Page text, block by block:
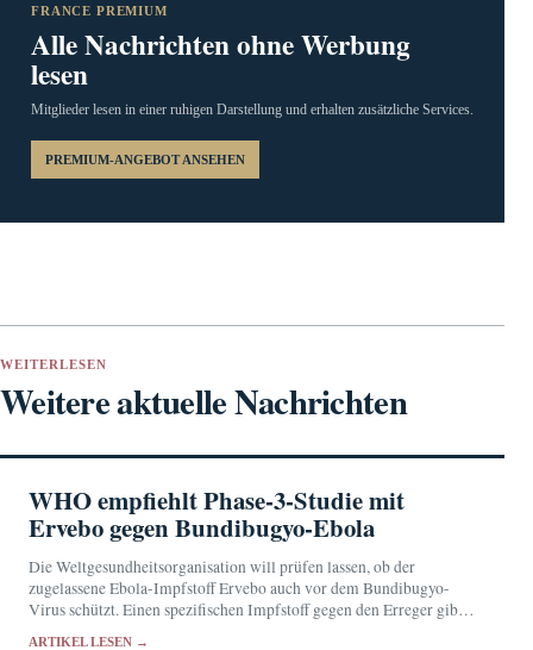
FRANCE PREMIUM
Alle Nachrichten ohne Werbung
lesen
Mitglieder lesen in einer ruhigen Darstellung und erhalten zusätzliche Services.
PREMIUM-ANGEBOT ANSEHEN
WEITERLESEN
Weitere aktuelle Nachrichten
WHO empfiehlt Phase-3-Studie mit
Ervebo gegen Bundibugyo-Ebola
Die Weltgesundheitsorganisation will prüfen lassen, ob der
zugelassene Ebola-Impfstoff Ervebo auch vor dem Bundibugyo-
Virus schützt. Einen spezifischen Impfstoff gegen den Erreger gibt
ARTIKEL LESEN →